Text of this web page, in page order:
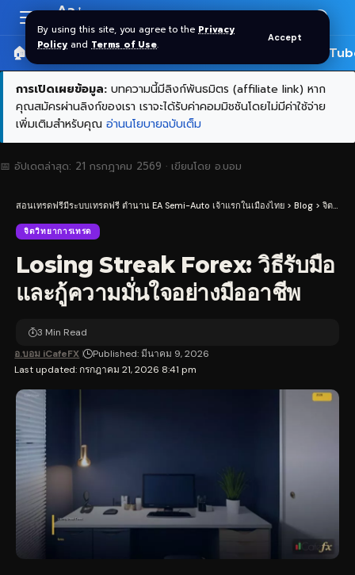
By using this site, you agree to the Privacy
Policy and Terms of Use.
Accept
Resizer
Aa
🏠 หน้าแรก ราคาทอง SPDR 🎬
การเปิดเผยข้อมูล: บทความนี้มีลิงก์พันธมิตร (affiliate link) หาก
คุณสมัครผ่านลิงก์ของเรา เราจะได้รับค่าคอมมิชชันโดยไม่มีค่าใช้จ่าย
เพิ่มเติมสำหรับคุณ อ่านนโยบายฉบับเต็ม
📅 อัปเดตล่าสุด: 21 กรกฎาคม 2569 · เขียนโดย อ.บอม
สอนเทรดฟรีมีระบบเทรดฟรี ตำนาน EA Semi-Auto เจ้าแรกในเมืองไทย > Blog > จิตวิทยาการเทรด
จิตวิทยาการเทรด
Losing Streak Forex: วิธีรับมือ
และกู้ความมั่นใจอย่างมืออาชีพ
Last updated: กรกฎาคม 21, 2026 8:41 pm
อ.บอม iCafeFX Published: มีนาคม 9, 2026
3 Min Read